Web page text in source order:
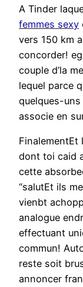
A Tinder
femmes sexy
vers 150 km
concorder!
couple d’la
lequel parce
quelques-
associe en
FinalementEt
dont toi caid
cette
“salutEt ils
vienbt
analogue
effectuant
commun!
reste soit
annoncer